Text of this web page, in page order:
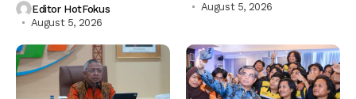
Editor HotFokus
August 5, 2026
August 5, 2026